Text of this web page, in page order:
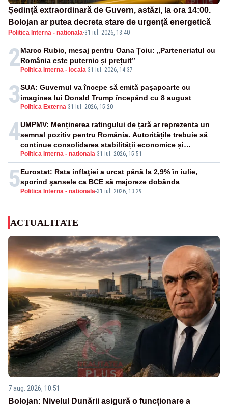
Ședință extraordinară de Guvern, astăzi, la ora 14:00.
Bolojan ar putea decreta stare de urgență energetică
Politica Interna - nationala·31 iul. 2026, 13:40
2 Politica Interna - locala-31 iul. 2026, 14:37
Marco Rubio, mesaj pentru Oana Țoiu: „Parteneriatul cu
România este puternic și prețuit”
3 Politica Externa-31 iul. 2026, 15:20
SUA: Guvernul va începe să emită paşapoarte cu
imaginea lui Donald Trump începând cu 8 august
4
Politica Interna - nationala-31 iul. 2026, 15:51
UMPMV: Menținerea ratingului de țară ar reprezenta un
semnal pozitiv pentru România. Autoritățile trebuie să
continue consolidarea stabilității economice și
financiare
5 Politica Interna - nationala-31 iul. 2026, 13:29
Eurostat: Rata inflaţiei a urcat până la 2,9% în iulie,
sporind şansele ca BCE să majoreze dobânda
ACTUALITATE
7 aug. 2026, 10:51
Bolojan: Nivelul Dunării asigură o funcționare a